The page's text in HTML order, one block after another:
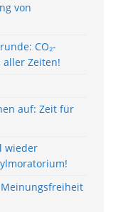
von
CO₂-
aller Zeiten!
auf: Zeit für
wieder